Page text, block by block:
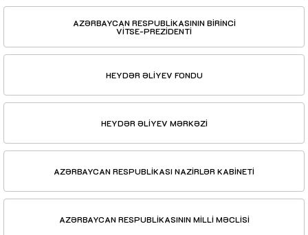
AZƏRBAYCAN RESPUBLİKASININ BİRİNCİ
VİTSE-PREZİDENTİ
HEYDƏR ƏLİYEV FONDU
HEYDƏR ƏLİYEV MƏRKƏZİ
AZƏRBAYCAN RESPUBLİKASI NAZİRLƏR KABİNETİ
AZƏRBAYCAN RESPUBLİKASININ MİLLİ MƏCLİSİ